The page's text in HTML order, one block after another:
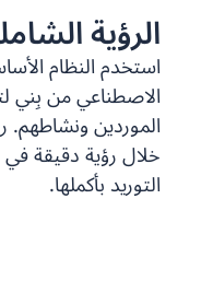
الرؤية
استخدم النظام
الاصطناعي من بِني
الموردين
خلال رؤية دقيقة
التوريد بأكملها.